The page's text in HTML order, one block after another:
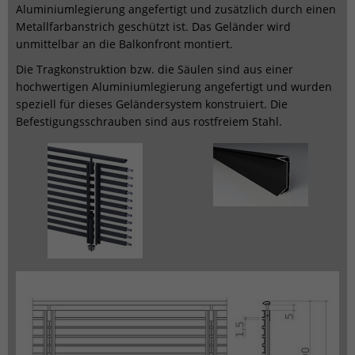
Aluminiumlegierung angefertigt und zusätzlich durch einen
Metallfarbanstrich geschützt ist. Das Geländer wird
unmittelbar an die Balkonfront montiert.
Die Tragkonstruktion bzw. die Säulen sind aus einer
hochwertigen Aluminiumlegierung angefertigt und wurden
speziell für dieses Geländersystem konstruiert. Die
Befestigungsschrauben sind aus rostfreiem Stahl.